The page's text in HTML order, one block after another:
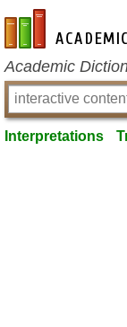
en-academic.com
Academic
Interpretations